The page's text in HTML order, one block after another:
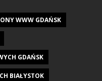
WWW GDAŃSK
GDAŃSK
BIAŁYSTOK